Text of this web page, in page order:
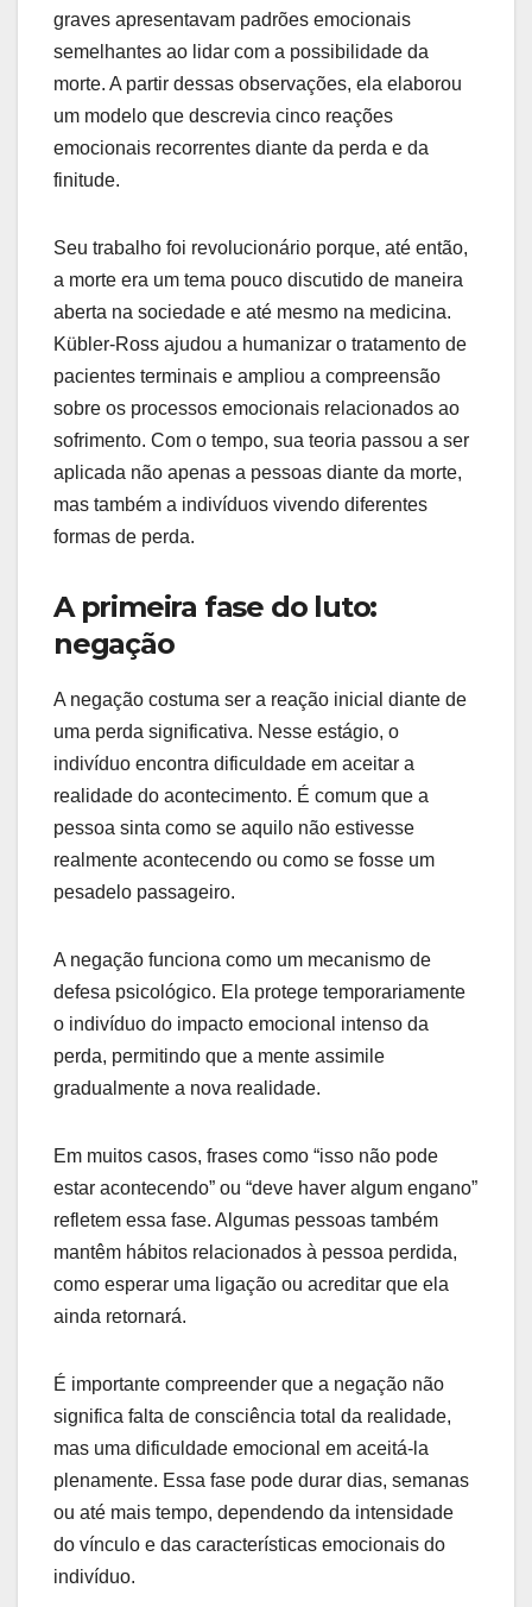
graves apresentavam padrões emocionais
semelhantes ao lidar com a possibilidade da
morte. A partir dessas observações, ela elaborou
um modelo que descrevia cinco reações
emocionais recorrentes diante da perda e da
finitude.
Seu trabalho foi revolucionário porque, até então,
a morte era um tema pouco discutido de maneira
aberta na sociedade e até mesmo na medicina.
Kübler-Ross ajudou a humanizar o tratamento de
pacientes terminais e ampliou a compreensão
sobre os processos emocionais relacionados ao
sofrimento. Com o tempo, sua teoria passou a ser
aplicada não apenas a pessoas diante da morte,
mas também a indivíduos vivendo diferentes
formas de perda.
A primeira fase do luto:
negação
A negação costuma ser a reação inicial diante de
uma perda significativa. Nesse estágio, o
indivíduo encontra dificuldade em aceitar a
realidade do acontecimento. É comum que a
pessoa sinta como se aquilo não estivesse
realmente acontecendo ou como se fosse um
pesadelo passageiro.
A negação funciona como um mecanismo de
defesa psicológico. Ela protege temporariamente
o indivíduo do impacto emocional intenso da
perda, permitindo que a mente assimile
gradualmente a nova realidade.
Em muitos casos, frases como “isso não pode
estar acontecendo” ou “deve haver algum engano”
refletem essa fase. Algumas pessoas também
mantêm hábitos relacionados à pessoa perdida,
como esperar uma ligação ou acreditar que ela
ainda retornará.
É importante compreender que a negação não
significa falta de consciência total da realidade,
mas uma dificuldade emocional em aceitá-la
plenamente. Essa fase pode durar dias, semanas
ou até mais tempo, dependendo da intensidade
do vínculo e das características emocionais do
indivíduo.